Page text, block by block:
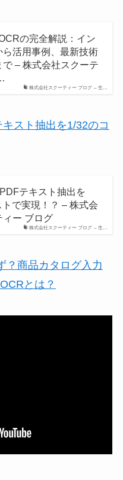
株式会社スクーティー ブログ – 生…
の完全解説：イン
ら活用事例、最新技術
で – 株式会社スクーテ
スト抽出を1/32のコ
株式会社スクーティー ブログ – 生…
テキスト抽出を
で実現！？ – 株式会
ィー ブログ
？商品カタログ入力
とは？